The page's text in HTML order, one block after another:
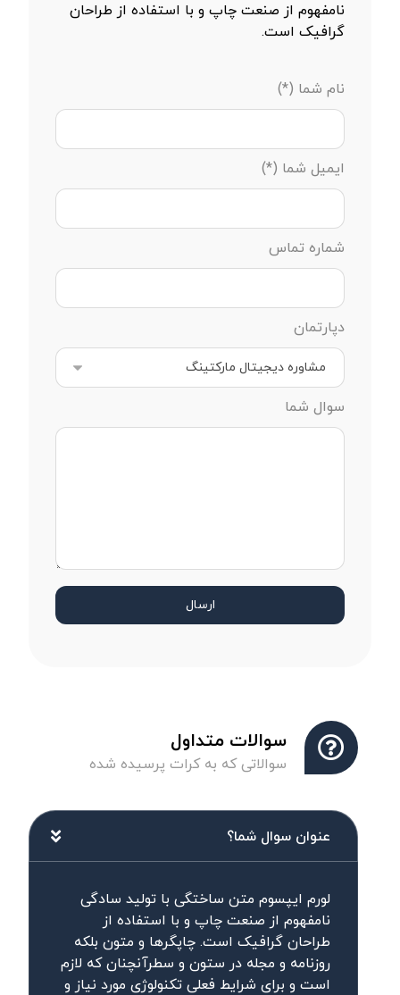
نامفهوم از صنعت چاپ و با استفاده از طراحان
گرافیک است.
نام شما (*)
ایمیل شما (*)
شماره تماس
دپارتمان
سوال شما
ارسال
سوالات متداول
سوالاتی که به کرات پرسیده شده
عنوان سوال شما؟
لورم ایپسوم متن ساختگی با تولید سادگی
نامفهوم از صنعت چاپ و با استفاده از
طراحان گرافیک است. چاپگرها و متون بلکه
روزنامه و مجله در ستون و سطرآنچنان که لازم
است و برای شرایط فعلی تکنولوژی مورد نیاز و